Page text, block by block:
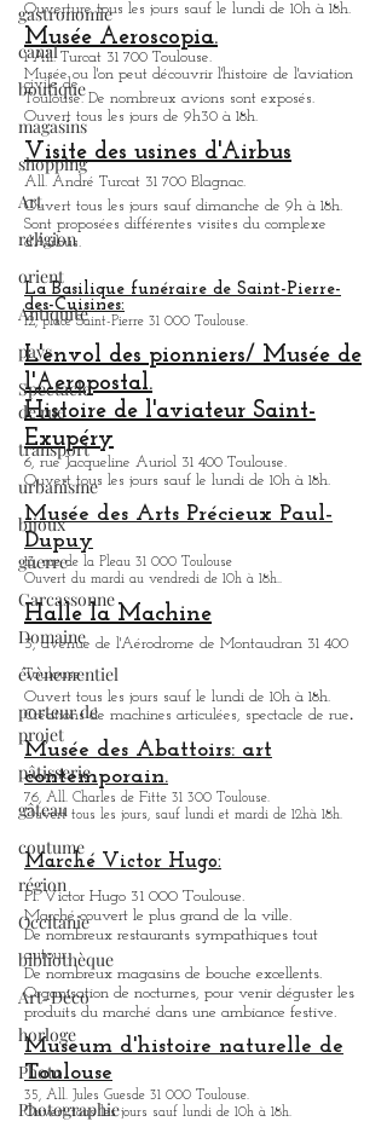
gastronomie
canal
boutique
magasins
shopping
Art
religion
orient
Antiquité
pays
Spectacle
de rue
transport
urbanisme
bijoux
guerre
Carcassonne
Domaine
évènementiel
porteur de
projet
pâtisserie
gâteau
coutume
région
Occitanie
bibliothèque
Art-Déco
horloge
Photo
Photographie
Ouverture tous les jours sauf le lundi de 10h à 18h.
Musée Aeroscopia.
1 All. Turcat 31 700 Toulouse.
Musée ou l'on peut découvrir l'histoire de l'aviation
civile de
Toulouse. De nombreux avions sont exposés.
Ouvert tous les jours de 9h30 à 18h.
Visite des usines d'Airbus
All. André Turcat 31 700 Blagnac.
Ouvert tous les jours sauf dimanche de 9h à 18h.
Sont proposées différentes visites du complexe
d'Airbus.
La Basilique funéraire de Saint-Pierre-
des-Cuisines:
12, place Saint-Pierre 31 000 Toulouse.
L'envol des pionniers/ Musée de
l'Aeropostal.
Histoire de l'aviateur Saint-
Exupéry
6, rue Jacqueline Auriol 31 400 Toulouse.
Ouvert tous les jours sauf le lundi de 10h à 18h.
Musée des Arts Précieux Paul-
Dupuy
13, rue de la Pleau 31 000 Toulouse
Ouvert du mardi au vendredi de 10h à 18h..
Halle la Machine
3, avenue de l'Aérodrome de Montaudran 31 400
Toulouse.
Ouvert tous les jours sauf le lundi de 10h à 18h.
Créations de machines articulées, spectacle de rue.
Musée des Abattoirs: art
contemporain.
76, All. Charles de Fitte 31 300 Toulouse.
Ouvert tous les jours, sauf lundi et mardi de 12hà 18h.
Marché Victor Hugo:
Pl. Victor Hugo 31 000 Toulouse.
Marché couvert le plus grand de la ville.
De nombreux restaurants sympathiques tout
autour.
De nombreux magasins de bouche excellents.
Organisation de nocturnes, pour venir déguster les
produits du marché dans une ambiance festive.
Museum d'histoire naturelle de
Toulouse
35, All. Jules Guesde 31 000 Toulouse.
Ouvert tous les jours sauf lundi de 10h à 18h.